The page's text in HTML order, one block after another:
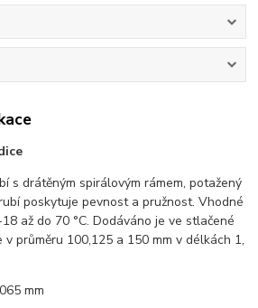
s drátěným spirálovým rámem, potažený
poskytuje pevnost a pružnost. Vhodné
až do 70 °C. Dodáváno je ve stlačené
v průměru 100,125 a 150 mm v délkách 1,
mm